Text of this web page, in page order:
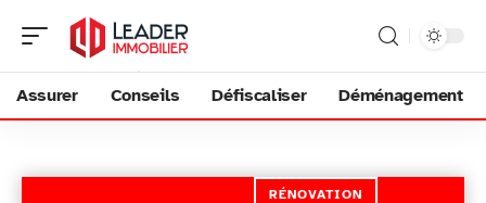
Assurer Conseils Défiscaliser Déménagement
RÉNOVATION